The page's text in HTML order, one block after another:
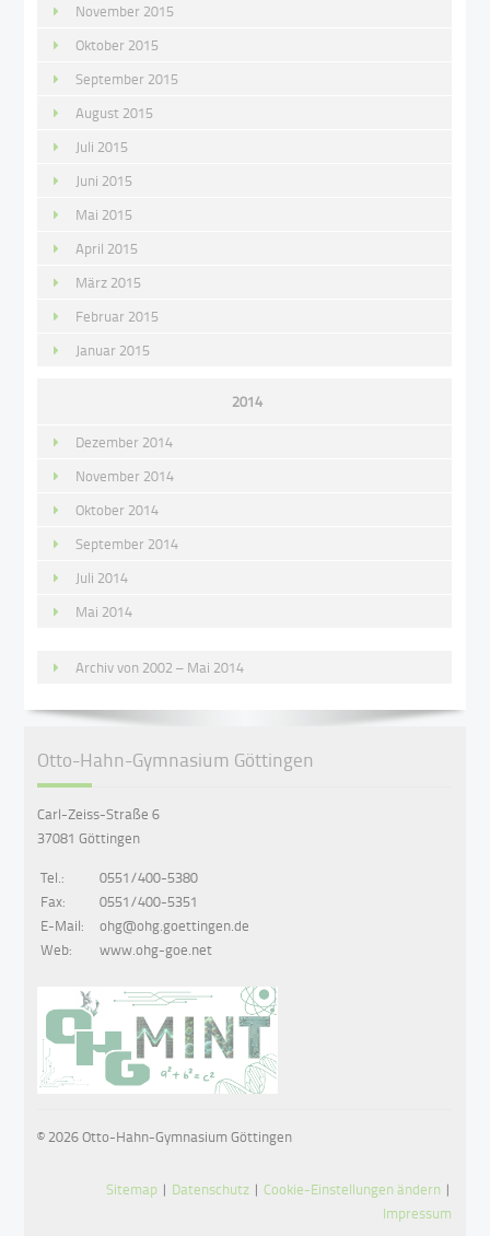
November 2015
Oktober 2015
September 2015
August 2015
Juli 2015
Juni 2015
Mai 2015
April 2015
März 2015
Februar 2015
Januar 2015
2014
Dezember 2014
November 2014
Oktober 2014
September 2014
Juli 2014
Mai 2014
Archiv von 2002 – Mai 2014
Otto-Hahn-Gymnasium Göttingen
Carl-Zeiss-Straße 6
37081 Göttingen
Tel.:
0551/400-5380
Fax:
0551/400-5351
E-Mail:
ohg@ohg.goettingen.de
Web:
www.ohg-goe.net
© 2026 Otto-Hahn-Gymnasium Göttingen
Sitemap | Datenschutz |Cookie-Einstellungen ändern |
Impressum